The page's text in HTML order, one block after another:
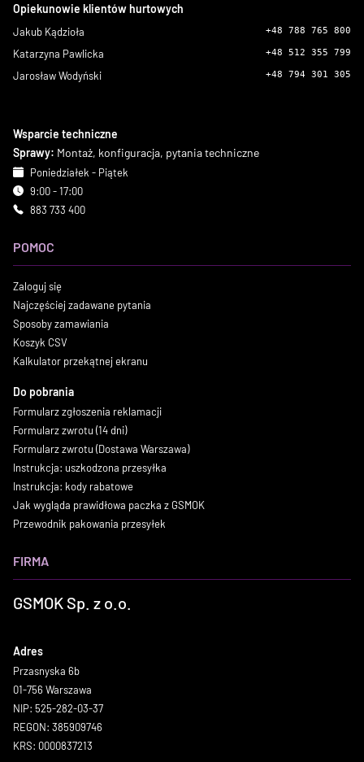
Opiekunowie klientów hurtowych
Jakub Kądzioła +48 788 765 800
Katarzyna Pawlicka +48 512 355 799
Jarosław Wodyński +48 794 301 305
Wsparcie techniczne
Sprawy: Montaż, konfiguracja, pytania techniczne
Poniedziałek - Piątek
9:00 - 17:00
883 733 400
POMOC
Zaloguj się
Najczęściej zadawane pytania
Sposoby zamawiania
Koszyk CSV
Kalkulator przekątnej ekranu
Do pobrania
Formularz zgłoszenia reklamacji
Formularz zwrotu (14 dni)
Formularz zwrotu (Dostawa Warszawa)
Instrukcja: uszkodzona przesyłka
Instrukcja: kody rabatowe
Jak wygląda prawidłowa paczka z GSMOK
Przewodnik pakowania przesyłek
FIRMA
GSMOK Sp. z o.o.
Adres
Przasnyska 6b
01-756 Warszawa
NIP: 525-282-03-37
REGON: 385909746
KRS: 0000837213